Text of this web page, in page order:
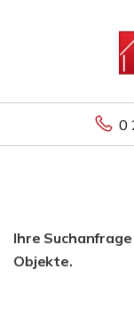
0
Ihre
Objekte.